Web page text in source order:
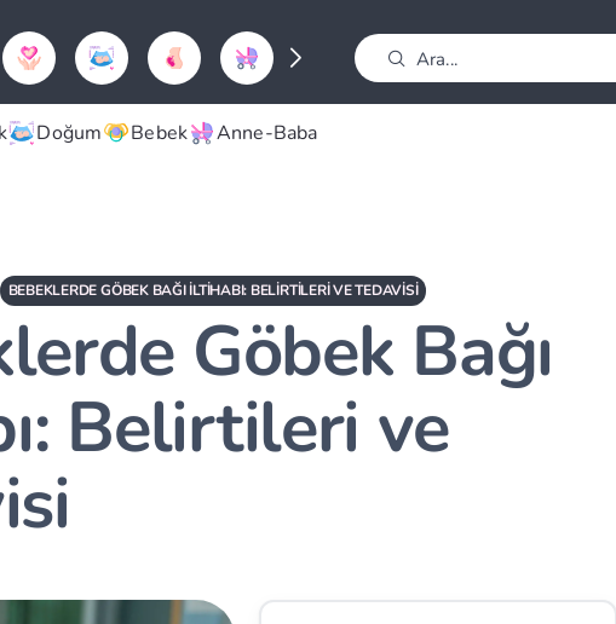
Doğum Bebek Anne-Baba
BEBEKLERDE GÖBEK BAĞI İLTIHABI: BELIRTILERI VE TEDAVISI
Göbek Bağı
Belirtileri ve